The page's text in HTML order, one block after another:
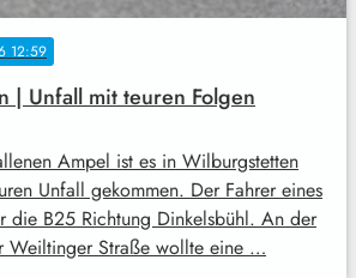
12:59
| Unfall mit teuren Folgen
Ampel ist es in Wilburgstetten
Unfall gekommen. Der Fahrer eines
die B25 Richtung Dinkelsbühl. An der
Weiltinger Straße wollte eine …